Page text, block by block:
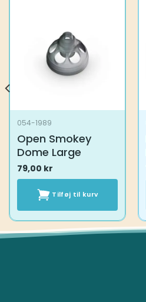
054-1989
Open Smokey
Dome Large
79,00 kr
Tilføj til kurv